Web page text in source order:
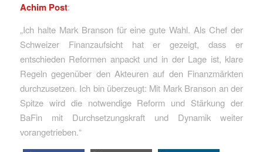
Achim Post:
„Ich halte Mark Branson für eine gute Wahl. Als Chef der
Schweizer Finanzaufsicht hat er gezeigt, dass er
entschieden Reformen anpackt und in der Lage ist, klare
Regeln gegenüber den Akteuren auf den Finanzmärkten
durchzusetzen. Ich bin überzeugt: Mit Mark Branson an der
Spitze wird die notwendige Reform und Stärkung der
BaFin mit Durchsetzungskraft und Dynamik weiter
vorangetrieben.“